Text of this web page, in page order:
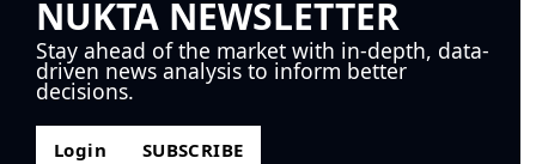
NUKTA NEWSLETTER
Stay ahead of the market with in-depth, data-
driven news analysis to inform better
decisions.
Login SUBSCRIBE